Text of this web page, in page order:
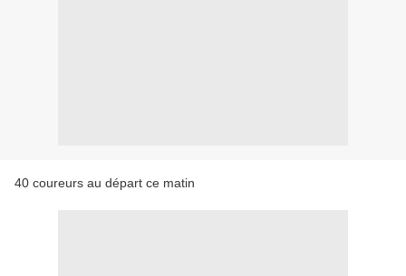
40 coureurs au départ ce matin